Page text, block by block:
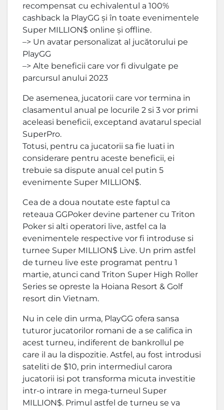
recompensat cu echivalentul a 100%
cashback la PlayGG și în toate evenimentele
Super MILLION$ online și offline.
–> Un avatar personalizat al jucătorului pe
PlayGG
–> Alte beneficii care vor fi divulgate pe
parcursul anului 2023
De asemenea, jucatorii care vor termina in
clasamentul anual pe locurile 2 si 3 vor primi
aceleasi beneficii, exceptand avatarul special
SuperPro.
Totusi, pentru ca jucatorii sa fie luati in
considerare pentru aceste beneficii, ei
trebuie sa dispute anual cel putin 5
evenimente Super MILLION$.
Cea de a doua noutate este faptul ca
reteaua GGPoker devine partener cu Triton
Poker si alti operatori live, astfel ca la
evenimentele respective vor fi introduse si
turnee Super MILLION$ Live. Un prim astfel
de turneu live este programat pentru 1
martie, atunci cand Triton Super High Roller
Series se opreste la Hoiana Resort & Golf
resort din Vietnam.
Nu in cele din urma, PlayGG ofera sansa
tuturor jucatorilor romani de a se califica in
acest turneu, indiferent de bankrollul pe
care il au la dispozitie. Astfel, au fost introdusi
sateliti de $10, prin intermediul carora
jucatorii isi pot transforma micuta investitie
intr-o intrare in mega-turneul Super
MILLION$. Primul astfel de turneu se va